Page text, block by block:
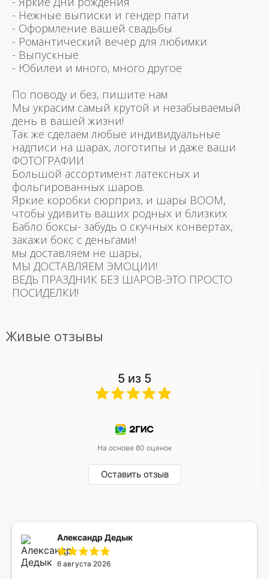
- Нежные выписки и гендер пати
- Оформление вашей свадьбы
- Романтический вечер для любимки
- Выпускные
- Юбилеи и много, много другое
По поводу и без, пишите нам
Мы украсим самый крутой и незабываемый
день в вашей жизни!
Так же сделаем любые индивидуальные
надписи на шарах, логотипы и даже ваши
ФОТОГРАФИИ
Большой ассортимент латексных и
фольгированных шаров.
Яркие коробки сюрприз, и шары BOOM,
чтобы удивить ваших родных и близких
Бабло боксы- забудь о скучных конвертах,
закажи бокс с деньгами!
мы доставляем не шары,
МЫ ДОСТАВЛЯЕМ ЭМОЦИИ!
ВЕДЬ ПРАЗДНИК БЕЗ ШАРОВ-ЭТО ПРОСТО
ПОСИДЕЛКИ!
Живые отзывы
5 из 5
На основе 80 оценок
Оставить отзыв
Александр Дедык
6 августа 2026